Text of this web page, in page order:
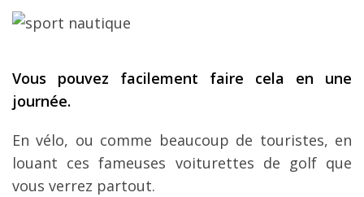
Vous pouvez facilement faire cela en une
journée.
En vélo, ou comme beaucoup de touristes, en
louant ces fameuses voiturettes de golf que
vous verrez partout.